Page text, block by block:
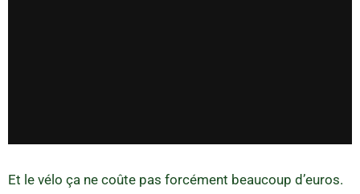
Et le vélo ça ne coûte pas forcément beaucoup d’euros.